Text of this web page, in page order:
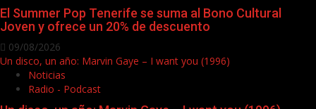
El Summer Pop Tenerife se suma al Bono Cultural
Joven y ofrece un 20% de descuento
09/08/2026
Un disco, un año: Marvin Gaye – I want you (1996)
Noticias
Radio - Podcast